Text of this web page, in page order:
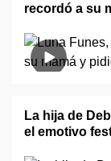
recordó a su
La hija de
el emotivo